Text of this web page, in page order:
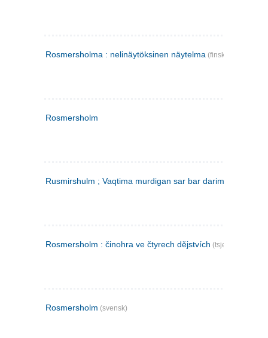
Rosmersholma : nelinäytöksinen näytelma (finsk)
Rosmersholm
Rusmirshulm ; Vaqtima murdigan sar bar darim
Rosmersholm : činohra ve čtyrech dějstvích (tsjekkisk)
Rosmersholm (svensk)